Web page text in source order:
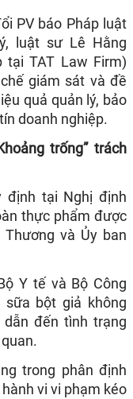
PV báo Pháp luật
luật sư Lê Hằng
tại TAT Law Firm)
giám sát và đề
quả quản lý, bảo
doanh nghiệp.​
trống” trách
định tại Nghị định
thực phẩm được
và Ủy ban
Y tế và Bộ Công
bột giả không
đến tình trạng
trong phân định
vi vi phạm kéo